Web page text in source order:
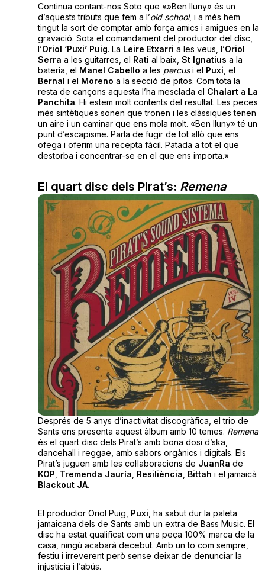
Continua contant-nos Soto que «»Ben lluny» és un
d’aquests tributs que fem a l’old school, i a més hem
tingut la sort de comptar amb força amics i amigues en la
gravació. Sota el comandament del productor del disc,
l’Oriol ‘Puxi’ Puig. La Leire Etxarri a les veus, l’Oriol
Serra a les guitarres, el Rati al baix, St Ignatius a la
bateria, el Manel Cabello a les percusi el Puxi , el
Bernal i el Moreno a la secció de pitos. Com tota la
resta de cançons aquesta l’ha mesclada el Chalarta La
Panchita. Hi estem molt contents del resultat. Les peces
més sintètiques sonen que tronen i les clàssiques tenen
un aire i un caminar que ens mola molt. «Ben lluny» té un
punt d’escapisme. Parla de fugir de tot allò que ens
ofega i oferim una recepta fàcil. Patada a tot el que
destorba i concentrar-se en el que ens importa.»
El quart disc dels Pirat’s: Remena
Després de 5 anys d’inactivitat discogràfica, el trio de
Sants ens presenta aquest àlbum amb 10 temes. Remena
és el quart disc dels Pirat’s amb bona dosi d’ska,
dancehall i reggae, amb sabors orgànics i digitals. Els
Pirat’s juguen amb les col·laboracions de JuanRa de
KOP Tremenda Jauría Resiliència Bittah i el jamaicà
Blackout JA.
El productor Oriol Puig, Puxi , ha sabut dur la paleta
jamaicana dels de Sants amb un extra de Bass Music. El
disc ha estat qualificat com una peça 100% marca de la
casa, ningú acabarà decebut. Amb un to com sempre,
festiu i irreverent però sense deixar de denunciar la
injustícia i l’abús.